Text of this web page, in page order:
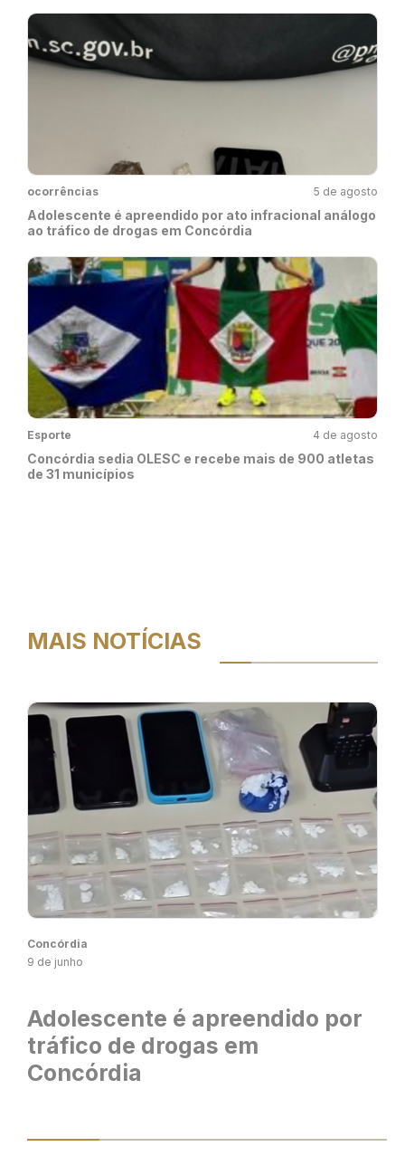
ocorrências 5 de agosto
Adolescente é apreendido por ato infracional análogo
ao tráfico de drogas em Concórdia
Esporte 4 de agosto
Concórdia sedia OLESC e recebe mais de 900 atletas
de 31 municípios
MAIS NOTÍCIAS
Concórdia
9 de junho
Adolescente é apreendido por
tráfico de drogas em
Concórdia